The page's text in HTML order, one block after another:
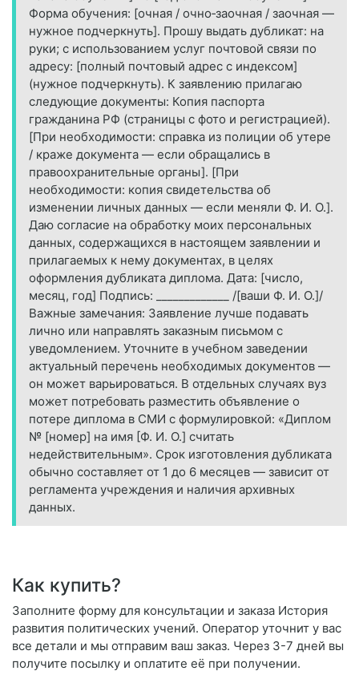
Форма обучения: [очная / очно‑заочная / заочная —
нужное подчеркнуть]. Прошу выдать дубликат: на
руки; с использованием услуг почтовой связи по
адресу: [полный почтовый адрес с индексом]
(нужное подчеркнуть). К заявлению прилагаю
следующие документы: Копия паспорта
гражданина РФ (страницы с фото и регистрацией).
[При необходимости: справка из полиции об утере
/ краже документа — если обращались в
правоохранительные органы]. [При
необходимости: копия свидетельства об
изменении личных данных — если меняли Ф. И. О.].
Даю согласие на обработку моих персональных
данных, содержащихся в настоящем заявлении и
прилагаемых к нему документах, в целях
оформления дубликата диплома. Дата: [число,
месяц, год] Подпись: _____________ /[ваши Ф. И. О.]/
Важные замечания: Заявление лучше подавать
лично или направлять заказным письмом с
уведомлением. Уточните в учебном заведении
актуальный перечень необходимых документов —
он может варьироваться. В отдельных случаях вуз
может потребовать разместить объявление о
потере диплома в СМИ с формулировкой: «Диплом
№ [номер] на имя [Ф. И. О.] считать
недействительным». Срок изготовления дубликата
обычно составляет от 1 до 6 месяцев — зависит от
регламента учреждения и наличия архивных
данных.
Как купить?
Заполните форму для консультации и заказа История
развития политических учений. Оператор уточнит у вас
все детали и мы отправим ваш заказ. Через 3-7 дней вы
получите посылку и оплатите её при получении.